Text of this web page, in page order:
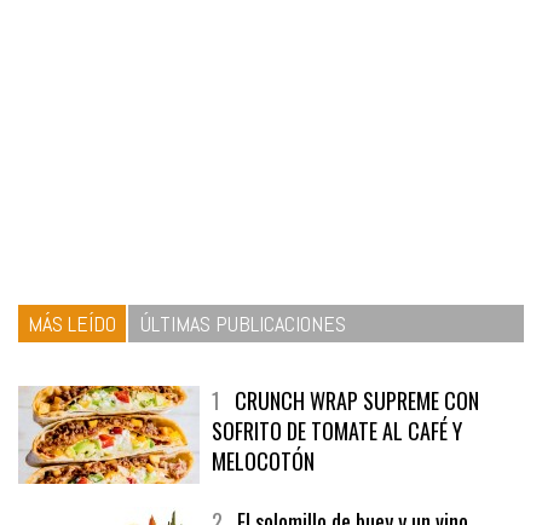
MÁS LEÍDO ÚLTIMAS PUBLICACIONES
1 CRUNCH WRAP SUPREME CON
SOFRITO DE TOMATE AL CAFÉ Y
MELOCOTÓN